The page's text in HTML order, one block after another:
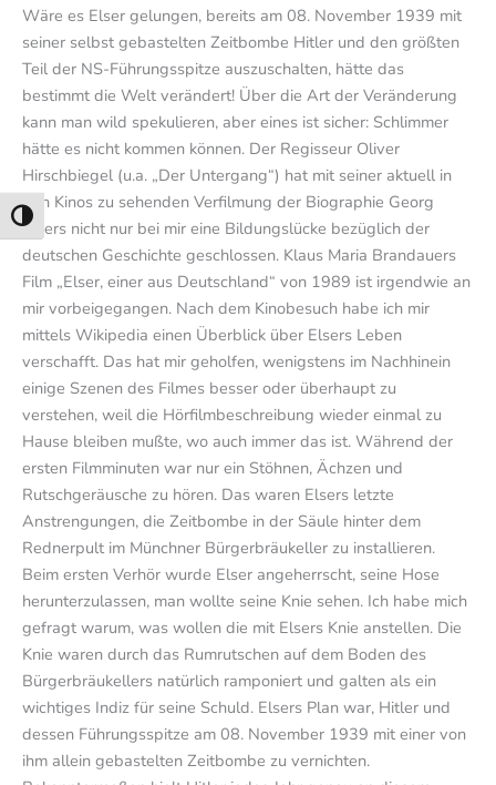
Umschalten auf hohe Kontraste
Wäre es Elser gelungen, bereits am 08. November 1939 mit
seiner selbst gebastelten Zeitbombe Hitler und den größten
Teil der NS-Führungsspitze auszuschalten, hätte das
bestimmt die Welt verändert! Über die Art der Veränderung
kann man wild spekulieren, aber eines ist sicher: Schlimmer
hätte es nicht kommen können. Der Regisseur Oliver
Hirschbiegel (u.a. „Der Untergang“) hat mit seiner aktuell in
den Kinos zu sehenden Verfilmung der Biographie Georg
Elsers nicht nur bei mir eine Bildungslücke bezüglich der
deutschen Geschichte geschlossen. Klaus Maria Brandauers
Film „Elser, einer aus Deutschland“ von 1989 ist irgendwie an
mir vorbeigegangen. Nach dem Kinobesuch habe ich mir
mittels Wikipedia einen Überblick über Elsers Leben
verschafft. Das hat mir geholfen, wenigstens im Nachhinein
einige Szenen des Filmes besser oder überhaupt zu
verstehen, weil die Hörfilmbeschreibung wieder einmal zu
Hause bleiben mußte, wo auch immer das ist. Während der
ersten Filmminuten war nur ein Stöhnen, Ächzen und
Rutschgeräusche zu hören. Das waren Elsers letzte
Anstrengungen, die Zeitbombe in der Säule hinter dem
Rednerpult im Münchner Bürgerbräukeller zu installieren.
Beim ersten Verhör wurde Elser angeherrscht, seine Hose
herunterzulassen, man wollte seine Knie sehen. Ich habe mich
gefragt warum, was wollen die mit Elsers Knie anstellen. Die
Knie waren durch das Rumrutschen auf dem Boden des
Bürgerbräukellers natürlich ramponiert und galten als ein
wichtiges Indiz für seine Schuld. Elsers Plan war, Hitler und
dessen Führungsspitze am 08. November 1939 mit einer von
ihm allein gebastelten Zeitbombe zu vernichten.